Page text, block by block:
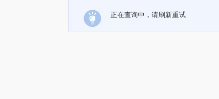
正在查询中，请刷新重试